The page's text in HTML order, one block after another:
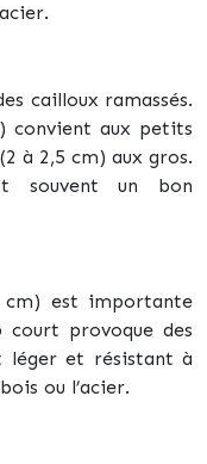
cailloux ramassés.
convient aux petits
à 2,5 cm) aux gros.
souvent un bon
cm) est importante
provoque des
léger et résistant à
ou l’acier.